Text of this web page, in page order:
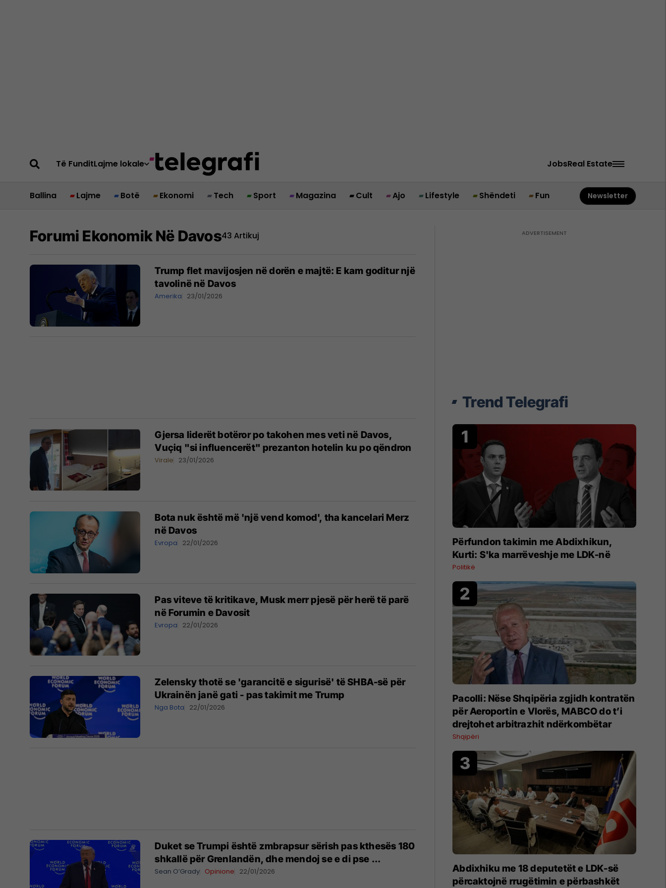
Të FunditLajme lokale JobsReal Estate
Ballina Lajme Botë Ekonomi Tech Sport Magazina Cult Ajo Lifestyle Shëndeti Fun Newsletter
Forumi Ekonomik Në Davos43 Artikuj
Trump flet mavijosjen në dorën e majtë: E kam goditur një
tavolinë në Davos
Amerika 23/01/2026
Gjersa liderët botëror po takohen mes veti në Davos,
Vuçiq "si influencerët" prezanton hotelin ku po qëndron
Virale 23/01/2026
Bota nuk është më 'një vend komod', tha kancelari Merz
në Davos
Evropa 22/01/2026
Pas viteve të kritikave, Musk merr pjesë për herë të parë
në Forumin e Davosit
Evropa 22/01/2026
Zelensky thotë se 'garancitë e sigurisë' të SHBA-së për
Ukrainën janë gati - pas takimit me Trump
Nga Bota 22/01/2026
Duket se Trumpi është zmbrapsur sërish pas kthesës 180
shkallë për Grenlandën, dhe mendoj se e di pse ...
Sean O’Grady Opinione 22/01/2026
Trend Telegrafi
Përfundon takimin me Abdixhikun,
Kurti: S'ka marrëveshje me LDK-në
Politikë
Pacolli: Nëse Shqipëria zgjidh kontratën
për Aeroportin e Vlorës, MABCO do t’i
drejtohet arbitrazhit ndërkombëtar
Shqipëri
Abdixhiku me 18 deputetët e LDK-së
përcaktojnë rrugëtimin e përbashkët